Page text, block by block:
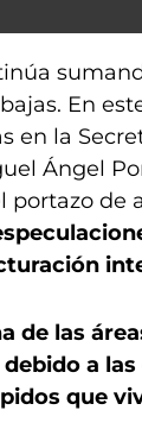
En
en la
Ángel
portazo de
de las
a
que